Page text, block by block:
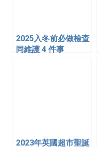
2025入冬前必做檢查
同維護 4 件事
2023年英國超市聖誕